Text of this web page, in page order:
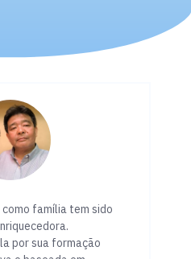
família tem sido
por sua formação